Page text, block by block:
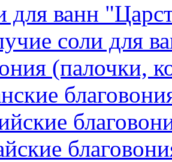
для ванн
соли для
(палочки,